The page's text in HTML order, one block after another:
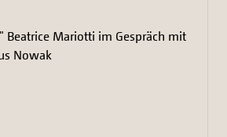
Beatrice Mariotti im Gespräch mit
Nowak